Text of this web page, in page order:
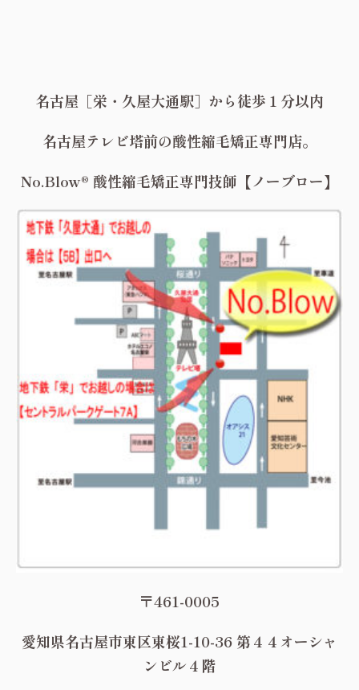
名古屋［栄・久屋大通駅］から徒歩１分以内
名古屋テレビ塔前の酸性縮毛矯正専門店。
No.Blow® 酸性縮毛矯正専門技師【ノーブロー】
〒461-0005
愛知県名古屋市東区東桜1-10-36 第４４オーシャ
ンビル４階